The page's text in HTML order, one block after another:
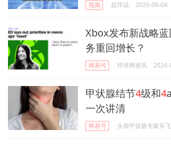
视频 赵萍说 2026-08-04
Xbox发布新战略蓝
务重回增长？
网易号 环球网资讯 2026-
甲状腺结节4级和4
一次讲清
网易号 头颈甲状腺专家乐飞